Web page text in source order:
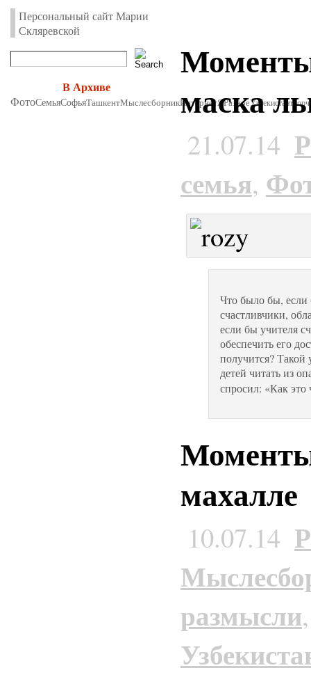
Персональный сайт Марии
Скляревской
В Архиве
ФотоСемьяСофьяТашкентМыслесборникИнтернетЯРазноеУзбекистан
Моменты
маска
21.07.14
семья,
Что было бы, если
счастливчики,
если бы учителя
обеспечить его
получится?
детей читать из
спросил: «Как это
махалле
10.07.14
размысли